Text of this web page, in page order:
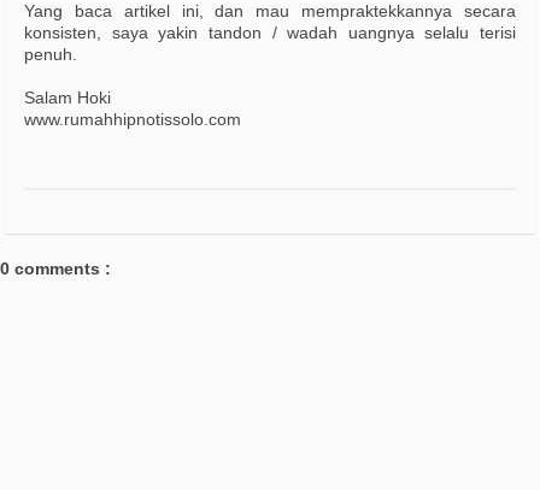
Yang baca artikel ini, dan mau mempraktekkannya secara
konsisten, saya yakin tandon / wadah uangnya selalu terisi
penuh.
Salam Hoki
www.rumahhipnotissolo.com
0 comments :